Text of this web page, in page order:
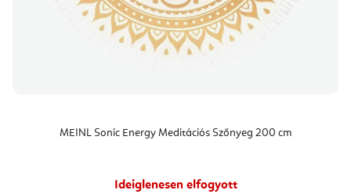
MEINL Sonic Energy Meditációs Szőnyeg 200 cm
Ideiglenesen elfogyott